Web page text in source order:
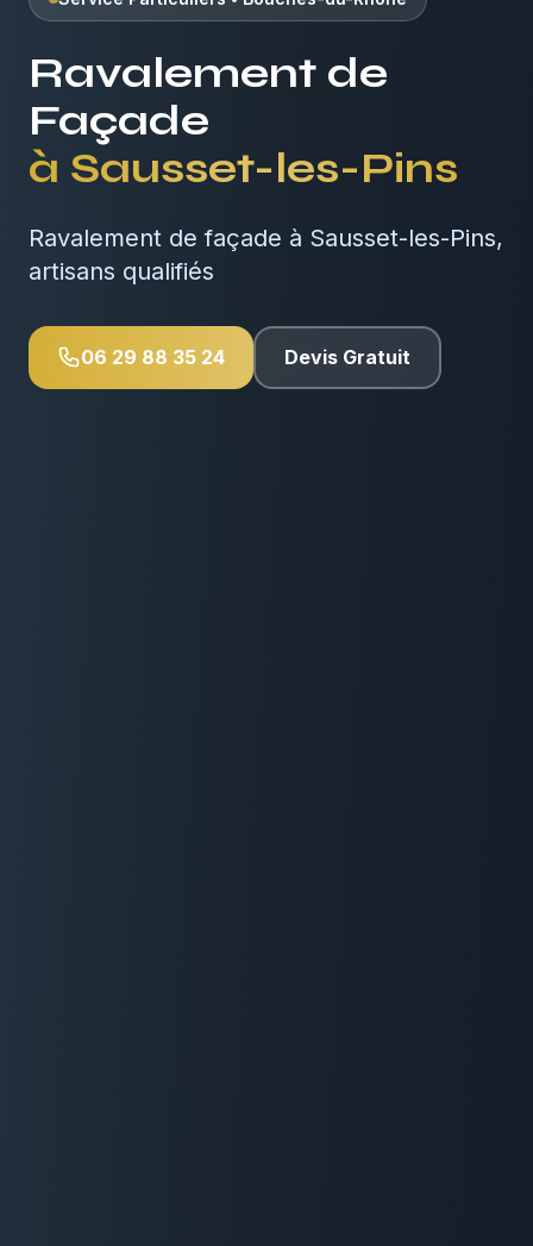
Ravalement de
Façade
à Sausset-les-Pins
Ravalement de façade à Sausset-les-Pins,
artisans qualifiés
06 29 88 35 24 Devis Gratuit